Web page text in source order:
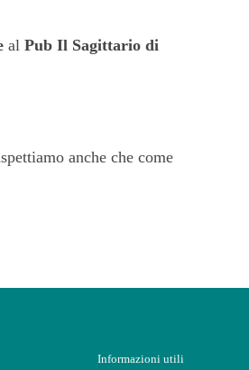
al Pub Il Sagittario di
anche che come
Informazioni utili